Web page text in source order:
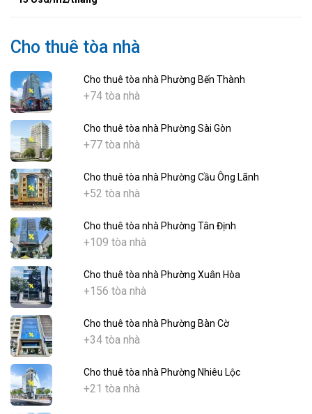
Cho thuê tòa nhà
Cho thuê tòa nhà Phường Bến Thành
+74 tòa nhà
Cho thuê tòa nhà Phường Sài Gòn
+77 tòa nhà
Cho thuê tòa nhà Phường Cầu Ông Lãnh
+52 tòa nhà
Cho thuê tòa nhà Phường Tân Định
+109 tòa nhà
Cho thuê tòa nhà Phường Xuân Hòa
+156 tòa nhà
Cho thuê tòa nhà Phường Bàn Cờ
+34 tòa nhà
Cho thuê tòa nhà Phường Nhiêu Lộc
+21 tòa nhà